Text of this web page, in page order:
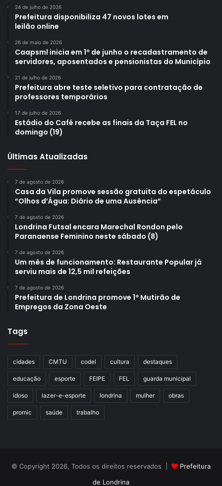
24 de julho de 2026
Prefeitura disponibiliza 47 novos lotes em
leilão online
26 de maio de 2026
Caapsml inicia em 1º de junho o recadastramento de
servidores, aposentados e pensionistas do Município
21 de julho de 2026
Prefeitura abre teste seletivo para contratação de
professores temporários
17 de julho de 2026
Estádio do Café recebe as finais da Taça FEL no
domingo (19)
Últimas Atualizadas
7 de agosto de 2026
Casa da Vila promove sessão gratuita do espetáculo
“Olhos d’Água: Diário de uma Ausência”
7 de agosto de 2026
Londrina Futsal encara Marechal Rondon pelo
Paranaense Feminino neste sábado (8)
7 de agosto de 2026
Um mês de funcionamento: Restaurante Popular já
serviu mais de 12,5 mil refeições
7 de agosto de 2026
Prefeitura de Londrina promove 1º Mutirão de
Empregos da Zona Oeste
Tags
cidades CMTU codel cultura destaques
educação esporte FEIPE FEL guarda municipal
idoso lazer-e-esporte londrina mulher obras
promic saúde trabalho
© Copyright 2026, Todos os direitos reservados |
Prefeitura
de Londrina